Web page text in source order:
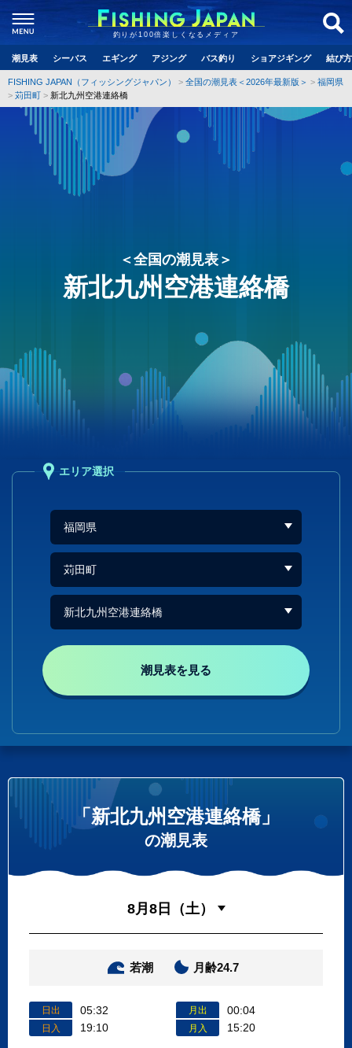
釣りが100倍楽しくなるメディア
潮見表 シーバス エギング アジング バス釣り ショアジギング 結び
FISHING JAPAN（フィッシングジャパン） 全国の潮見表＜2026年最新版＞
福岡県
苅田町
新北九州空港連絡橋
＜全国の潮見表＞
新北九州空港連絡橋
エリア選択
潮見表を見る
「新北九州空港連絡橋」
の潮見表
若潮 月齢24.7
日出 05:32
日入 19:10
月出 00:04
月入 15:20